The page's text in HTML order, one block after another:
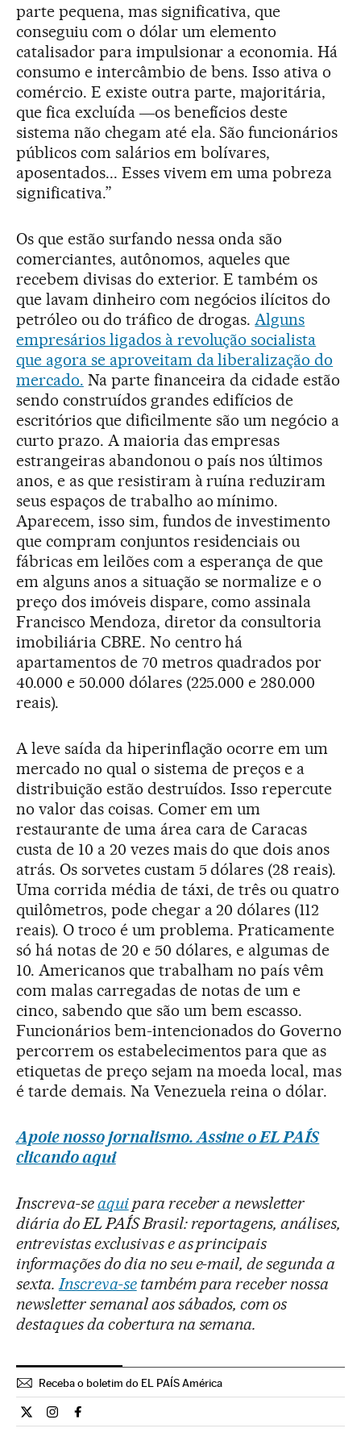
parte pequena, mas significativa, que
conseguiu com o dólar um elemento
catalisador para impulsionar a economia. Há
consumo e intercâmbio de bens. Isso ativa o
comércio. E existe outra parte, majoritária,
que fica excluída ―os benefícios deste
sistema não chegam até ela. São funcionários
públicos com salários em bolívares,
aposentados... Esses vivem em uma pobreza
significativa.”
Os que estão surfando nessa onda são
comerciantes, autônomos, aqueles que
recebem divisas do exterior. E também os
que lavam dinheiro com negócios ilícitos do
petróleo ou do tráfico de drogas. Alguns
empresários ligados à revolução socialista
que agora se aproveitam da liberalização do
mercado. Na parte financeira da cidade estão
sendo construídos grandes edifícios de
escritórios que dificilmente são um negócio a
curto prazo. A maioria das empresas
estrangeiras abandonou o país nos últimos
anos, e as que resistiram à ruína reduziram
seus espaços de trabalho ao mínimo.
Aparecem, isso sim, fundos de investimento
que compram conjuntos residenciais ou
fábricas em leilões com a esperança de que
em alguns anos a situação se normalize e o
preço dos imóveis dispare, como assinala
Francisco Mendoza, diretor da consultoria
imobiliária CBRE. No centro há
apartamentos de 70 metros quadrados por
40.000 e 50.000 dólares (225.000 e 280.000
reais).
A leve saída da hiperinflação ocorre em um
mercado no qual o sistema de preços e a
distribuição estão destruídos. Isso repercute
no valor das coisas. Comer em um
restaurante de uma área cara de Caracas
custa de 10 a 20 vezes mais do que dois anos
atrás. Os sorvetes custam 5 dólares (28 reais).
Uma corrida média de táxi, de três ou quatro
quilômetros, pode chegar a 20 dólares (112
reais). O troco é um problema. Praticamente
só há notas de 20 e 50 dólares, e algumas de
10. Americanos que trabalham no país vêm
com malas carregadas de notas de um e
cinco, sabendo que são um bem escasso.
Funcionários bem-intencionados do Governo
percorrem os estabelecimentos para que as
etiquetas de preço sejam na moeda local, mas
é tarde demais. Na Venezuela reina o dólar.
Apoie nosso jornalismo. Assine o EL PAÍS
clicando aqui
Inscreva-seaquipara receber a newsletter
diária do EL PAÍS Brasil: reportagens, análises,
entrevistas exclusivas e as principais
informações do dia no seu e-mail, de segunda a
sexta. Inscreva-setambém para receber nossa
newsletter semanal aos sábados, com os
destaques da cobertura na semana.
Receba o boletim do EL PAÍS América
Internacional El País Brasil en Twitter
Internacional El País Brasil en Instagram
Internacional El País Brasil en Facebook